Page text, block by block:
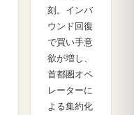
刻。インバ
ウンド回復
で買い手意
欲が増し、
首都圏オペ
レーターに
よる集約化